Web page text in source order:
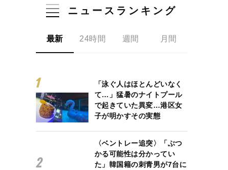
ニュースランキング
最新 24時間 週間 月間
「泳ぐ人はほとんどいなく
て…」猛暑のナイトプール
で起きていた異変…港区女
子が明かすその実態
〈ベントレー追突〉「ぶつ
かる可能性は分かってい
た」韓国籍の刺青男が7台に